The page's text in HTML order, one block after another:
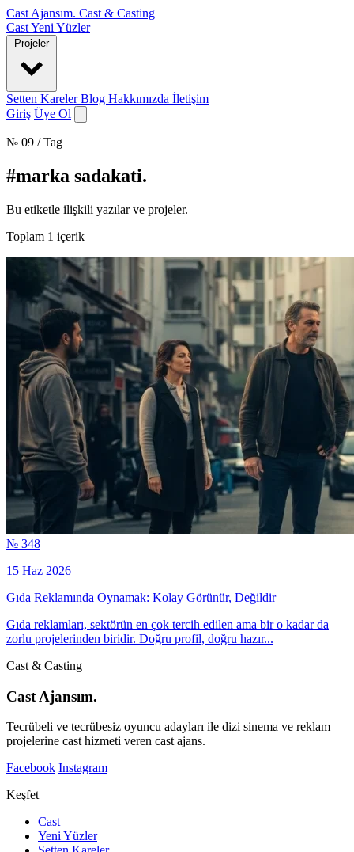
Cast Ajansım. Cast & Casting
CastYeni Yüzler
Projeler
Setten KarelerBlog Hakkımızda İletişim
Giriş Üye Ol
№ 09 / Tag
#marka sadakati.
Bu etiketle ilişkili yazılar ve projeler.
Toplam 1 içerik
№ 348
15 Haz 2026
Gıda Reklamında Oynamak: Kolay Görünür, Değildir
Gıda reklamları, sektörün en çok tercih edilen ama bir o kadar da
zorlu projelerinden biridir. Doğru profil, doğru hazır...
Cast & Casting
Cast Ajansım.
Tecrübeli ve tecrübesiz oyuncu adayları ile dizi sinema ve reklam
projelerine cast hizmeti veren cast ajans.
Facebook Instagram
Keşfet
Cast
Yeni Yüzler